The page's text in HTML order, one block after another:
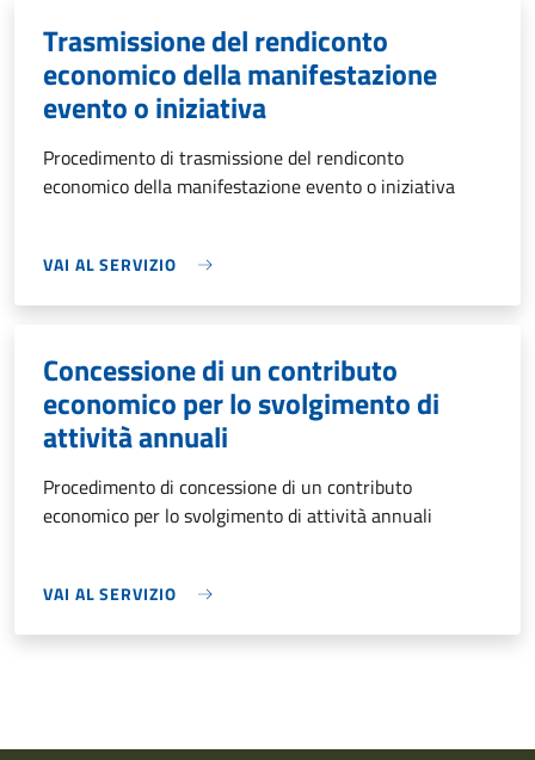
Trasmissione del rendiconto
economico della manifestazione
evento o iniziativa
Procedimento di trasmissione del rendiconto
economico della manifestazione evento o iniziativa
VAI AL SERVIZIO
Concessione di un contributo
economico per lo svolgimento di
attività annuali
Procedimento di concessione di un contributo
economico per lo svolgimento di attività annuali
VAI AL SERVIZIO